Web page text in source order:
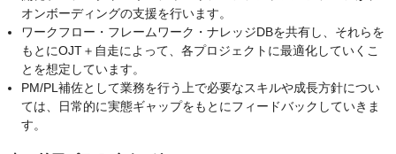
オンボーディングの支援を行います。
ワークフロー・フレームワーク・ナレッジDBを共有し、それらを
もとにOJT＋自走によって、各プロジェクトに最適化していくこ
とを想定しています。
PM/PL補佐として業務を行う上で必要なスキルや成長方針につい
ては、日常的に実態ギャップをもとにフィードバックしていきま
す。